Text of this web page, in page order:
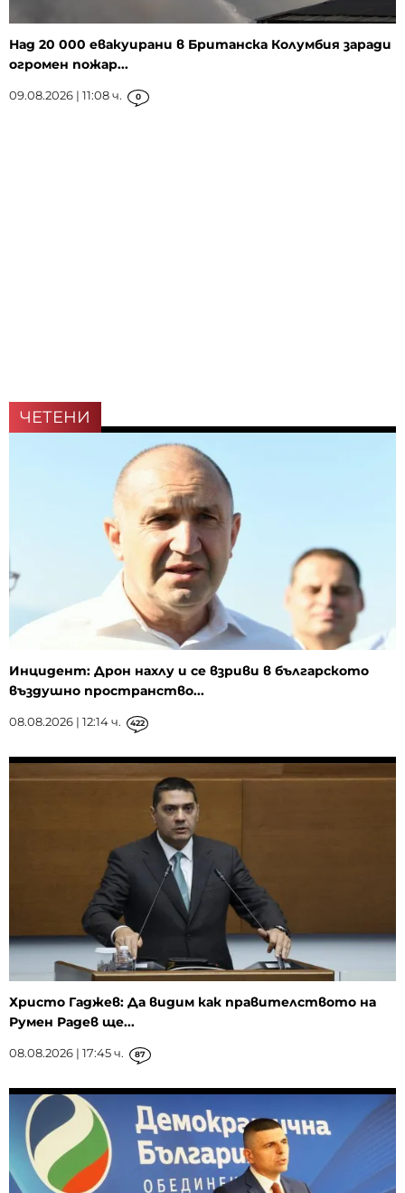
Над 20 000 евакуирани в Британска Колумбия заради
огромен пожар...
09.08.2026 | 11:08 ч. 0
ЧЕТЕНИ
Инцидент: Дрон нахлу и се взриви в българското
въздушно пространство...
08.08.2026 | 12:14 ч. 422
Христо Гаджев: Да видим как правителството на
Румен Радев ще...
08.08.2026 | 17:45 ч. 87